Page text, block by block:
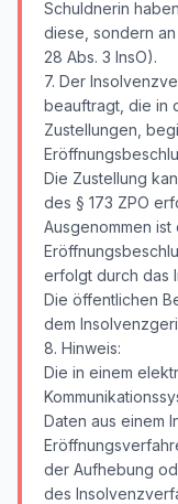
Schuldnerin
diese, sondern
28 Abs. 3 InsO).
7. Der
beauftragt, die in
Zustellungen,
Die Zustellung
des § 173 ZPO
Ausgenommen
erfolgt durch das
Die öffentlichen
dem
8. Hinweis:
Die in einem
Daten aus einem
der Aufhebung
des